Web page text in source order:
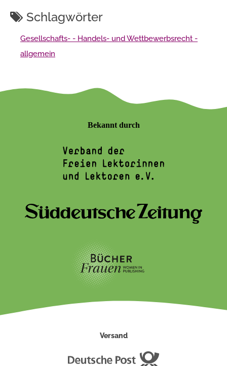
Schlagwörter
Gesellschafts- - Handels- und Wettbewerbsrecht -
allgemein
Bekannt durch
Versand